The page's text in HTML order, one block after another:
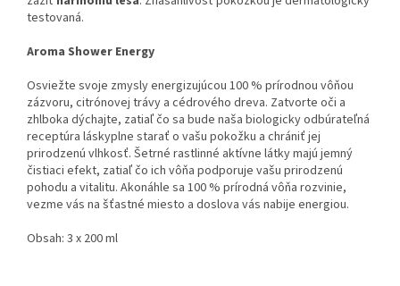
testovaná.
Aroma Shower Energy
Osviežte svoje zmysly energizujúcou 100 % prírodnou vôňou
zázvoru, citrónovej trávy a cédrového dreva. Zatvorte oči a
zhlboka dýchajte, zatiaľ čo sa bude naša biologicky odbúrateľná
receptúra láskyplne starať o vašu pokožku a chrániť jej
prirodzenú vlhkosť. Šetrné rastlinné aktívne látky majú jemný
čistiaci efekt, zatiaľ čo ich vôňa podporuje vašu prirodzenú
pohodu a vitalitu. Akonáhle sa 100 % prírodná vôňa rozvinie,
vezme vás na šťastné miesto a doslova vás nabije energiou.
Obsah: 3 x 200 ml